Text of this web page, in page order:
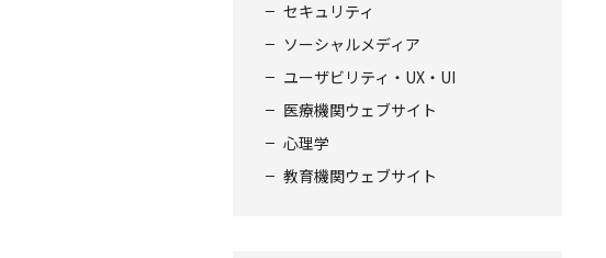
セキュリティ
ソーシャルメディア
ユーザビリティ・UX・UI
医療機関ウェブサイト
心理学
教育機関ウェブサイト